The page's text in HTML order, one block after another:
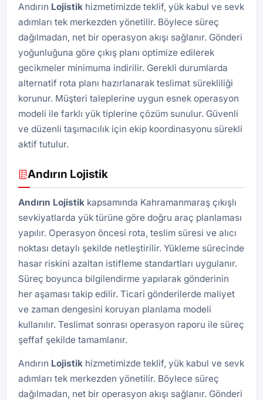
Andırın Lojistik hizmetimizde teklif, yük kabul ve sevk
adımları tek merkezden yönetilir. Böylece süreç
dağılmadan, net bir operasyon akışı sağlanır. Gönderi
yoğunluğuna göre çıkış planı optimize edilerek
gecikmeler minimuma indirilir. Gerekli durumlarda
alternatif rota planı hazırlanarak teslimat sürekliliği
korunur. Müşteri taleplerine uygun esnek operasyon
modeli ile farklı yük tiplerine çözüm sunulur. Güvenli
ve düzenli taşımacılık için ekip koordinasyonu sürekli
aktif tutulur.
Andırın Lojistik
Andırın Lojistik kapsamında Kahramanmaraş çıkışlı
sevkiyatlarda yük türüne göre doğru araç planlaması
yapılır. Operasyon öncesi rota, teslim süresi ve alıcı
noktası detaylı şekilde netleştirilir. Yükleme sürecinde
hasar riskini azaltan istifleme standartları uygulanır.
Süreç boyunca bilgilendirme yapılarak gönderinin
her aşaması takip edilir. Ticari gönderilerde maliyet
ve zaman dengesini koruyan planlama modeli
kullanılır. Teslimat sonrası operasyon raporu ile süreç
şeffaf şekilde tamamlanır.
Andırın Lojistik hizmetimizde teklif, yük kabul ve sevk
adımları tek merkezden yönetilir. Böylece süreç
dağılmadan, net bir operasyon akışı sağlanır. Gönderi